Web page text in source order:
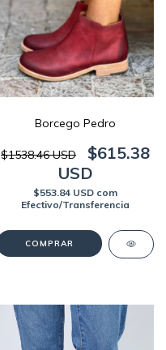
Borcego Pedro
$1538.46 USD
$615.38
USD
$553.84 USD com
Efectivo/Transferencia
COMPRAR